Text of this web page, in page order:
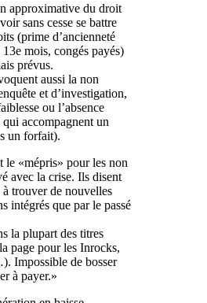
approximative du droit
sans cesse se battre
(prime d’ancienneté
mois, congés payés)
prévus.
aussi la non
et d’investigation,
ou l’absence
accompagnent un
un forfait).
le «mépris» pour les non
avec la crise. Ils disent
trouver de nouvelles
intégrés que par le passé
la plupart des titres
page pour les Inrocks,
Impossible de bosser
à payer.»